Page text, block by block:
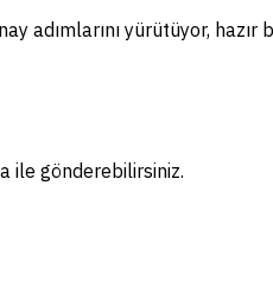
adımlarını yürütüyor, hazır
ile gönderebilirsiniz.